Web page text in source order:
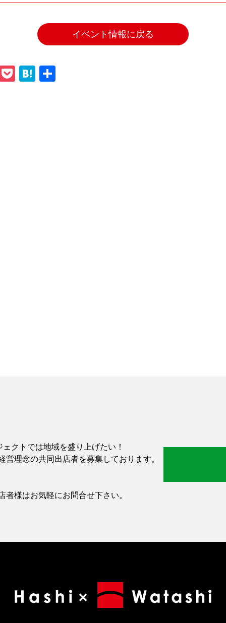
イベント情報に戻る
PocketHatena
クトでは地域を盛り上げたい！
理念の共同出店者を募集しております。
様はお気軽にお問合せ下さい。